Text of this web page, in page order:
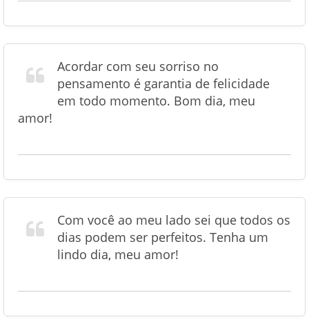
Acordar com seu sorriso no
pensamento é garantia de felicidade
em todo momento. Bom dia, meu
amor!
Com você ao meu lado sei que todos os
dias podem ser perfeitos. Tenha um
lindo dia, meu amor!